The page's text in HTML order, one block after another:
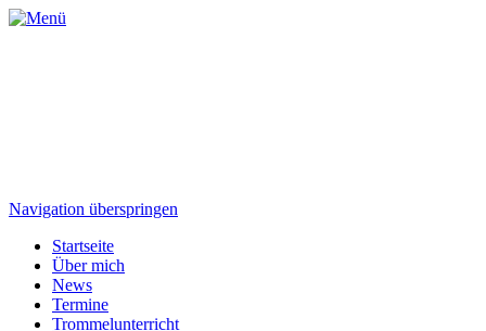
Navigation überspringen
Startseite
Über mich
News
Termine
Trommelunterricht